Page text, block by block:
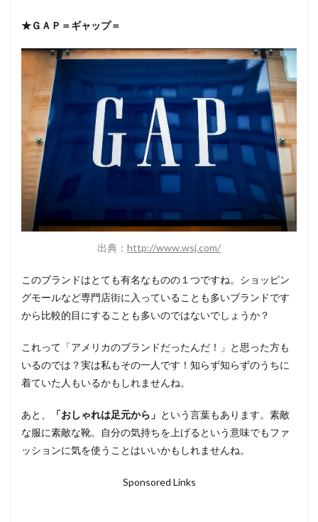
★ＧＡＰ＝ギャップ＝
出典： http://www.wsj.com/
このブランドはとても有名なものの１つですね。ショッピン
グモールなど専門店街に入っていることも多いブランドです
から比較的目にすることも多いのではないでしょうか？
これって「アメリカのブランドだったんだ！」と思った方も
いるのでは？実は私もその一人です！知らず知らずのうちに
着ていた人もいるかもしれませんね。
あと、 「おしゃれは足元から」 という言葉もあります。素敵
な服に素敵な靴。自分の気持ちを上げるという意味でもファ
ッションに気を使うことはいいかもしれませんね。
Sponsored Links